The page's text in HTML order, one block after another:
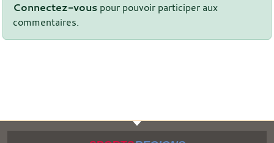
Connectez-vous pour pouvoir participer aux
commentaires.